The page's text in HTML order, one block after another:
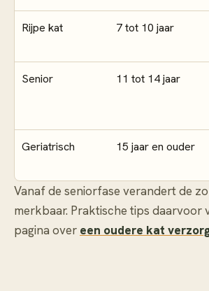
Rijpe kat 7 tot 10 jaar
Senior 11 tot 14 jaar
Geriatrisch 15 jaar en ouder
Vanaf de seniorfase verandert de
merkbaar. Praktische tips daarvoor
pagina over een oudere kat